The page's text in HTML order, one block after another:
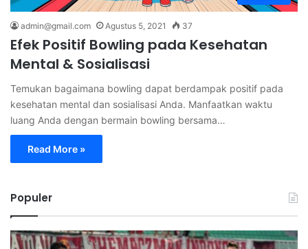
admin@gmail.com Agustus 5, 2021 37
Efek Positif Bowling pada Kesehatan
Mental & Sosialisasi
Temukan bagaimana bowling dapat berdampak positif pada
kesehatan mental dan sosialisasi Anda. Manfaatkan waktu
luang Anda dengan bermain bowling bersama…
Read More »
Populer